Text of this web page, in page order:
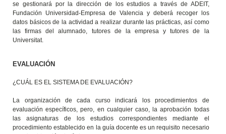
se gestionará por la dirección de los estudios a través de ADEIT,
Fundación Universidad-Empresa de Valencia y deberá recoger los
datos básicos de la actividad a realizar durante las prácticas, así como
las firmas del alumnado, tutores de la empresa y tutores de la
Universitat.
EVALUACIÓN
¿CUÁL ES EL SISTEMA DE EVALUACIÓN?
La organización de cada curso indicará los procedimientos de
evaluación específicos, pero, en cualquier caso, la aprobación todas
las asignaturas de los estudios correspondientes mediante el
procedimiento establecido en la guía docente es un requisito necesario